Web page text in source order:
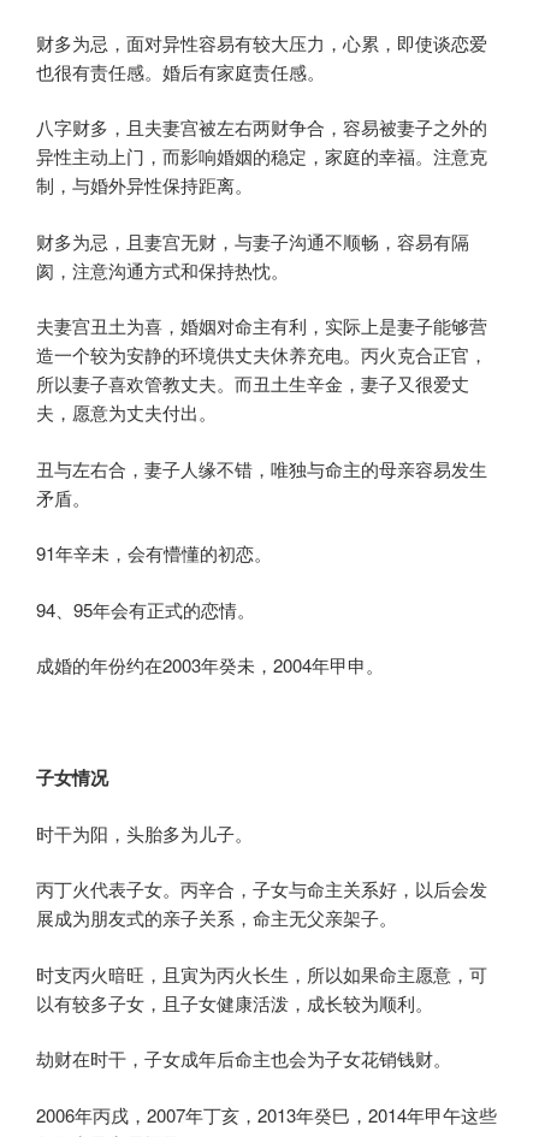
财多为忌，面对异性容易有较大压力，心累，即使谈恋爱
也很有责任感。婚后有家庭责任感。
八字财多，且夫妻宫被左右两财争合，容易被妻子之外的
异性主动上门，而影响婚姻的稳定，家庭的幸福。注意克
制，与婚外异性保持距离。
财多为忌，且妻宫无财，与妻子沟通不顺畅，容易有隔
阂，注意沟通方式和保持热忱。
夫妻宫丑土为喜，婚姻对命主有利，实际上是妻子能够营
造一个较为安静的环境供丈夫休养充电。丙火克合正官，
所以妻子喜欢管教丈夫。而丑土生辛金，妻子又很爱丈
夫，愿意为丈夫付出。
丑与左右合，妻子人缘不错，唯独与命主的母亲容易发生
矛盾。
91年辛未，会有懵懂的初恋。
94、95年会有正式的恋情。
成婚的年份约在2003年癸未，2004年甲申。
子女情况
时干为阳，头胎多为儿子。
丙丁火代表子女。丙辛合，子女与命主关系好，以后会发
展成为朋友式的亲子关系，命主无父亲架子。
时支丙火暗旺，且寅为丙火长生，所以如果命主愿意，可
以有较多子女，且子女健康活泼，成长较为顺利。
劫财在时干，子女成年后命主也会为子女花销钱财。
2006年丙戌，2007年丁亥，2013年癸巳，2014年甲午这些